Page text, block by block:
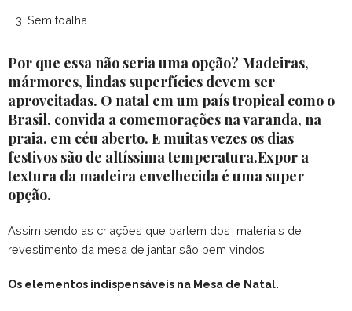
Sem toalha
Por que essa não seria uma opção? Madeiras,
mármores, lindas superfícies devem ser
aproveitadas. O natal em um país tropical como o
Brasil, convida a comemorações na varanda, na
praia, em céu aberto. E muitas vezes os dias
festivos são de altíssima temperatura.Expor a
textura da madeira envelhecida é uma super
opção.
Assim sendo as criações que partem dos materiais de
revestimento da mesa de jantar são bem vindos.
Os elementos indispensáveis na Mesa de Natal.